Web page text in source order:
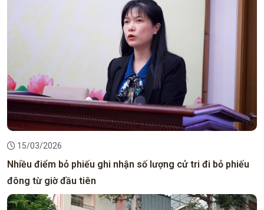
15/03/2026
Nhiều điểm bỏ phiếu ghi nhận số lượng cử tri đi bỏ phiếu
đông từ giờ đầu tiên